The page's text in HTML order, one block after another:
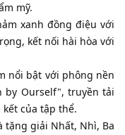
mỹ.
xanh đồng điệu với
kết nối hài hòa với
nổi bật với phông nền
by Ourself", truyền tải
của tập thể.
tặng giải Nhất, Nhì, Ba